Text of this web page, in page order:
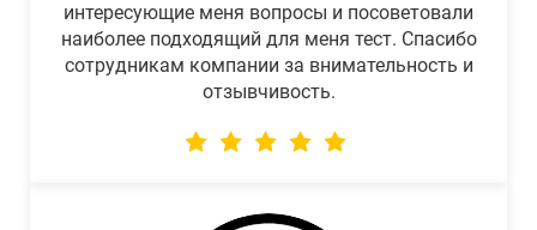
интересующие меня вопросы и посоветовали
наиболее подходящий для меня тест. Спасибо
сотрудникам компании за внимательность и
отзывчивость.